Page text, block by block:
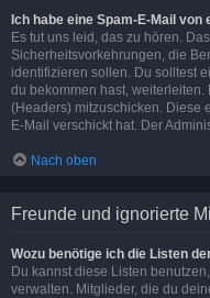
Ich habe eine Spam-E-Mail
Es tut uns leid, das zu hören.
Sicherheitsvorkehrungen, die
identifizieren sollen. Du solltest
du bekommen hast,
(Headers) mitzuschicken. Diese
E-Mail verschickt hat. Der
Nach oben
Freunde und ignorierte
Wozu benötige ich die Listen
Du kannst diese Listen
verwalten. Mitglieder, die du